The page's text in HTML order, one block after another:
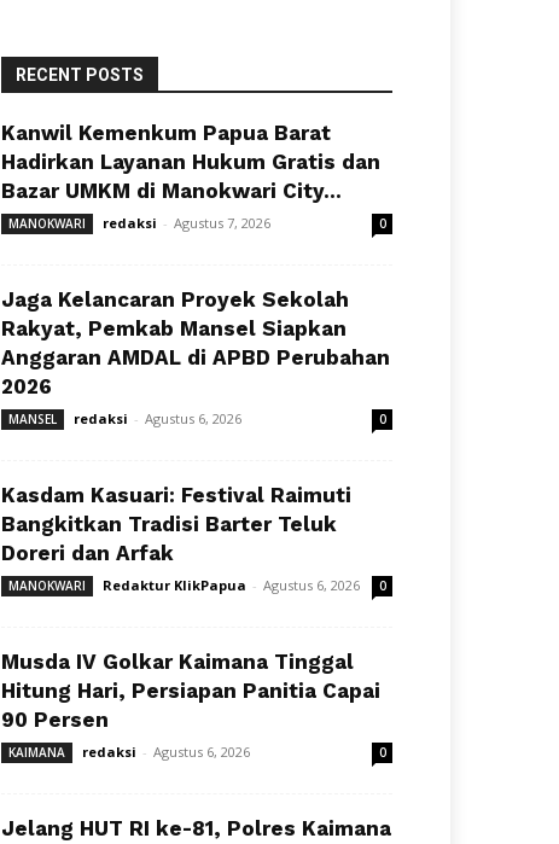
RECENT POSTS
Kanwil Kemenkum Papua Barat
Hadirkan Layanan Hukum Gratis dan
Bazar UMKM di Manokwari City...
MANOKWARI redaksi - Agustus 7, 2026 0
Jaga Kelancaran Proyek Sekolah
Rakyat, Pemkab Mansel Siapkan
Anggaran AMDAL di APBD Perubahan
2026
MANSEL redaksi - Agustus 6, 2026 0
Kasdam Kasuari: Festival Raimuti
Bangkitkan Tradisi Barter Teluk
Doreri dan Arfak
MANOKWARI Redaktur KlikPapua - Agustus 6, 2026 0
Musda IV Golkar Kaimana Tinggal
Hitung Hari, Persiapan Panitia Capai
90 Persen
KAIMANA redaksi - Agustus 6, 2026 0
Jelang HUT RI ke-81, Polres Kaimana